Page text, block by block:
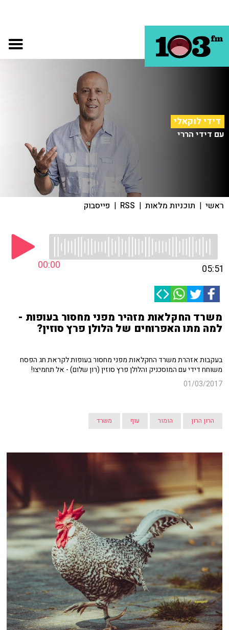
דידי לוקאלי
עם דידי הררי
ראשי | תוכניות מלאות |
RSS
| פייסבוק
00:00 05:51
משרד החקלאות מזהיר מפני מחסור בעופות -
למה מתו האפרוחים של הלולן פרץ סוזין?
בעקבות אזהרת משרד החקלאות מפני מחסור בעופות לקראת חג הפסח
משוחח דידי עם המוסכניק והלולן פרץ סוזין (רון שלום) - אל תחמיצו!
01/03/2017
הרון הרון הומור עוף משרד